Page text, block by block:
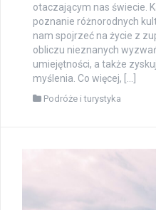
otaczającym nas świecie.
poznanie różnorodnych
nam spojrzeć na życie z
obliczu nieznanych
umiejętności, a także
myślenia. Co więcej, […]
Podróże i turystyka